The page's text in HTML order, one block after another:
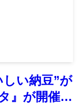
い納豆”が
』が開催…